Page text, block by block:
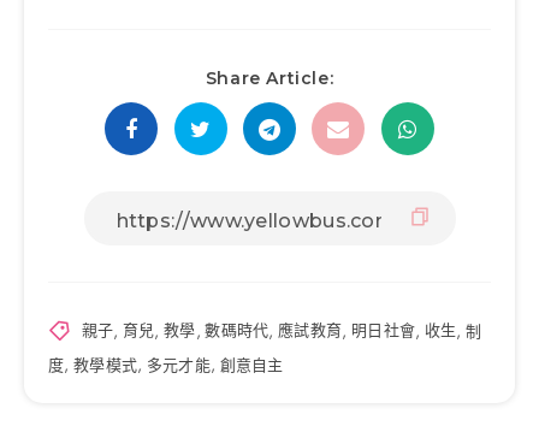
Share Article:
親子, 育兒,教學,數碼時代,應試教育, 明日社會, 收生, 制
度, 教學模式, 多元才能, 創意自主